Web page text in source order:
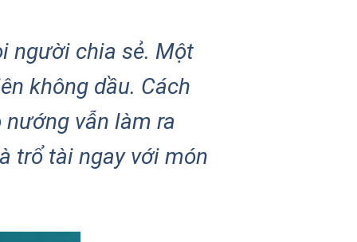
người chia sẻ. Một
không dầu. Cách
vẫn làm ra
trổ tài ngay với món